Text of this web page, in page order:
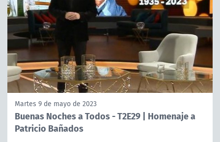
Martes 9 de mayo de 2023
Buenas Noches a Todos - T2E29 | Homenaje a
Patricio Bañados